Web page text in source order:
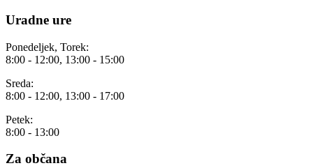
Uradne ure
Ponedeljek, Torek:
8:00 - 12:00, 13:00 - 15:00
Sreda:
8:00 - 12:00, 13:00 - 17:00
Petek:
8:00 - 13:00
Za občana